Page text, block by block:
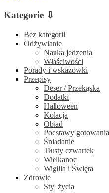
Kategorie ⇩
Bez kategorii
Odżywianie
Nauka jedzenia
Właściwości
Porady i wskazówki
Przepisy
Deser / Przekąska
Dodatki
Halloween
Kolacja
Obiad
Podstawy gotowania
Śniadanie
Tłusty czwartek
Wielkanoc
Wigilia i Święta
Zdrowie
Styl życia